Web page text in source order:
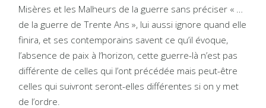
Misères et les Malheurs de la guerre sans préciser « …
de la guerre de Trente Ans », lui aussi ignore quand elle
finira, et ses contemporains savent ce qu’il évoque,
l’absence de paix à l’horizon, cette guerre-là n’est pas
différente de celles qui l’ont précédée mais peut-être
celles qui suivront seront-elles différentes si on y met
de l’ordre.